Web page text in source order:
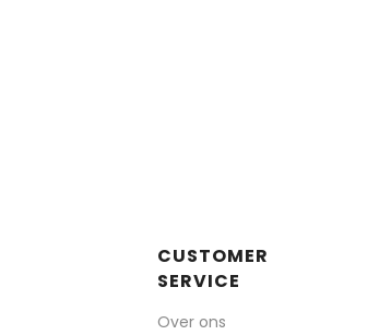
CUSTOMER
SERVICE
Over ons